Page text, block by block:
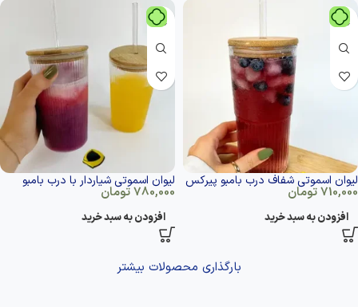
لیوان اسموتی شفاف درب بامبو پیرکس
710,000تومان
افزودن به سبد خرید
لیوان اسموتی شیاردار با درب بامبو
780,000تومان
افزودن به سبد خرید
بارگذاری محصولات بیشتر